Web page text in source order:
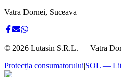
Vatra Dornei, Suceava
© 2026 Lutasin S.R.L. — Vatra
Protecția consumatorului|SOL —